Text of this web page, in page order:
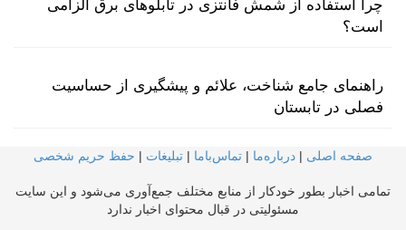
چرا استفاده از شمش فانتزی در تابلوهای برق الزامی
است؟
راهنمای جامع شناخت، علائم و پیشگیری از حساسیت
فصلی در تابستان
صفحه اصلی | درباره‌ما | تماس‌با‌ما | تبلیغات | حفظ حریم شخصی
تمامی اخبار بطور خودکار از منابع مختلف جمع‌آوری می‌شود و این سایت
مسئولیتی در قبال محتوای اخبار ندارد